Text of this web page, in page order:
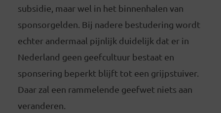
subsidie, maar wel in het binnenhalen van
sponsorgelden. Bij nadere bestudering wordt
echter andermaal pijnlijk duidelijk dat er in
Nederland geen geefcultuur bestaat en
sponsering beperkt blijft tot een grijpstuiver.
Daar zal een rammelende geefwet niets aan
veranderen.